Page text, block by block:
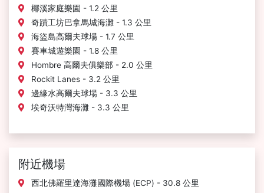
椰溪家庭樂園 - 1.2 公里
奇蹟工坊巴拿馬城海灘 - 1.3 公里
海盜島高爾夫球場 - 1.7 公里
賽車城遊樂園 - 1.8 公里
Hombre 高爾夫俱樂部 - 2.0 公里
Rockit Lanes - 3.2 公里
邊緣水高爾夫球場 - 3.3 公里
埃奇沃特灣海灘 - 3.3 公里
附近機場
西北佛羅里達海灘國際機場 (ECP) - 30.8 公里